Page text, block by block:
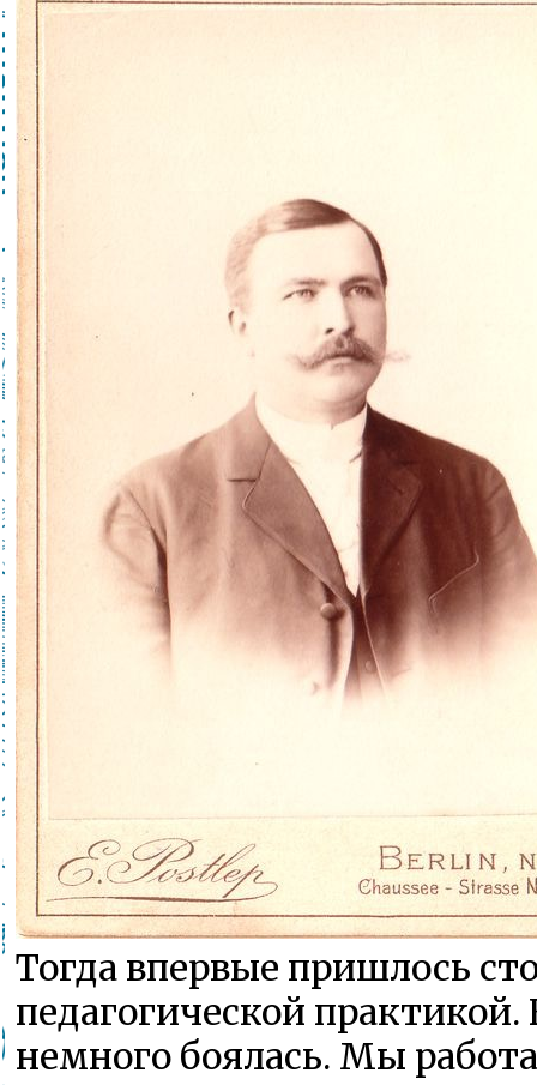
Тогда впервые пришлось
педагогической практикой.
немного боялась. Мы